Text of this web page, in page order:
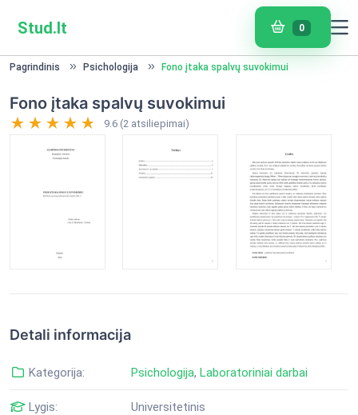
Stud.lt 0
Pagrindinis Psichologija Fono įtaka spalvų suvokimui
Fono įtaka spalvų suvokimui
9.6 (2 atsiliepimai)
Detali informacija
Kategorija: Psichologija, Laboratoriniai darbai
Lygis: Universitetinis